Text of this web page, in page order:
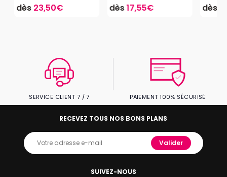
dès 23,50€ dès17,55€ dès
SERVICE CLIENT 7 / 7 PAIEMENT 100% SÉCURISÉ
SUIVEZ-NOUS
RECEVEZ TOUS NOS BONS PLANS
Valider